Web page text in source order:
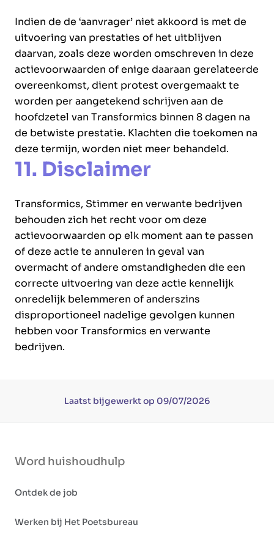
Indien de de ‘aanvrager’ niet akkoord is met de
uitvoering van prestaties of het uitblijven
daarvan, zoals deze worden omschreven in deze
actievoorwaarden of enige daaraan gerelateerde
overeenkomst, dient protest overgemaakt te
worden per aangetekend schrijven aan de
hoofdzetel van Transformics binnen 8 dagen na
de betwiste prestatie. Klachten die toekomen na
deze termijn, worden niet meer behandeld.
11. Disclaimer
Transformics, Stimmer en verwante bedrijven
behouden zich het recht voor om deze
actievoorwaarden op elk moment aan te passen
of deze actie te annuleren in geval van
overmacht of andere omstandigheden die een
correcte uitvoering van deze actie kennelijk
onredelijk belemmeren of anderszins
disproportioneel nadelige gevolgen kunnen
hebben voor Transformics en verwante
bedrijven.
Laatst bijgewerkt op 09/07/2026
Word huishoudhulp
Ontdek de job
Werken bij Het Poetsbureau